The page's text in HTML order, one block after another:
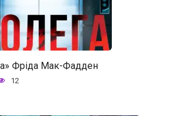
Фріда Мак-Фадден
12